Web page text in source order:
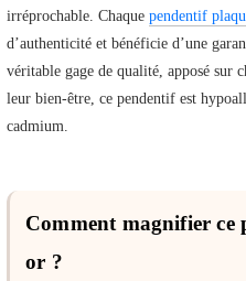
irréprochable. Chaque pendentif
d’authenticité et bénéficie d’une
véritable gage de qualité, apposé sur
leur bien-être, ce pendentif est
cadmium.
Comment magnifier ce
or ?